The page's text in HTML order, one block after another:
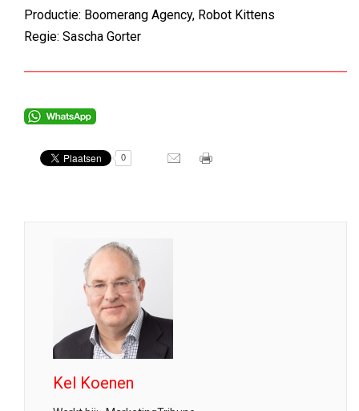
Productie: Boomerang Agency, Robot Kittens
Regie: Sascha Gorter
0
Kel Koenen